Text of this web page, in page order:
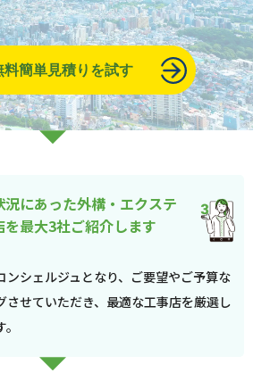
料簡単見積りを試す
況にあった外構・エクステ
を最大3社ご紹介します
ンシェルジュとなり、ご要望やご予算な
させていただき、最適な工事店を厳選し